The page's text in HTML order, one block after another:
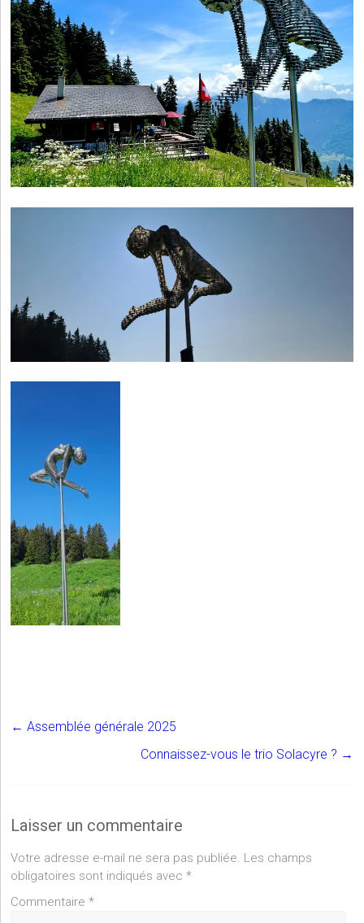
← Assemblée générale 2025
Connaissez-vous le trio Solacyre ? →
Laisser un commentaire
Votre adresse e-mail ne sera pas publiée. Les champs
obligatoires sont indiqués avec*
Commentaire*